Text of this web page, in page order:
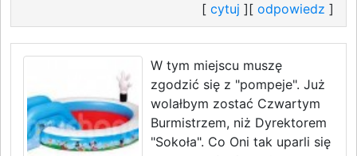
[ cytuj ][ odpowiedz ]
W tym miejscu muszę
zgodzić się z "pompeje". Już
wolałbym zostać Czwartym
Burmistrzem, niż Dyrektorem
"Sokoła". Co Oni tak uparli się